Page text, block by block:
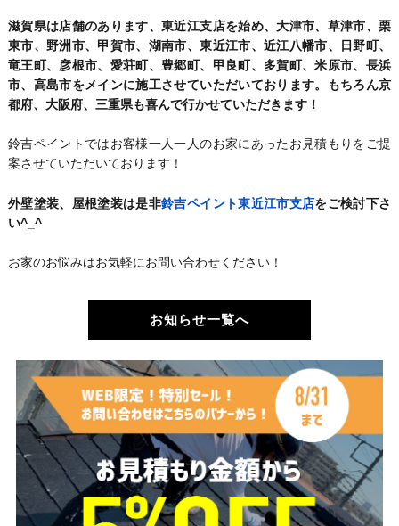
滋賀県は店舗のあります、東近江支店を始め、大津市、草津市、栗
東市、野洲市、甲賀市、湖南市、東近江市、近江八幡市、日野町、
竜王町、彦根市、愛荘町、豊郷町、甲良町、多賀町、米原市、長浜
市、高島市をメインに施工させていただいております。もちろん京
都府、大阪府、三重県も喜んで行かせていただきます！
鈴吉ペイントではお客様一人一人のお家にあったお見積もりをご提
案させていただいております！
外壁塗装、屋根塗装は是非鈴吉ペイント東近江市支店をご検討下さ
い^_^
お家のお悩みはお気軽にお問い合わせください！
お知らせ一覧へ